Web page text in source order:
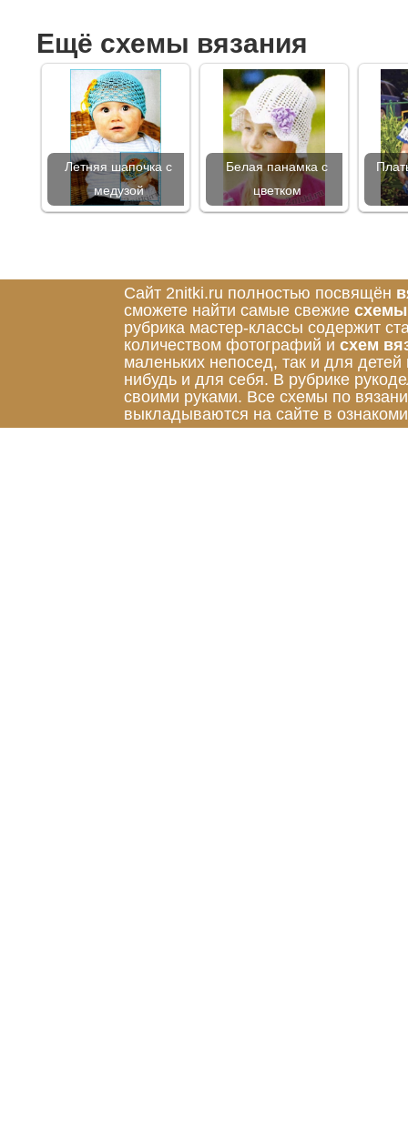
Ещё схемы вязания
Летняя шапочка с
медузой
Белая панамка с
цветком
Сайт 2nitki.ru полностью посвящён
сможете найти самые свежие схемы
рубрика мастер-классы содержит
количеством фотографий и схем
маленьких непосед, так и для
нибудь и для себя. В рубрике
своими руками. Все схемы по
выкладываются на сайте в